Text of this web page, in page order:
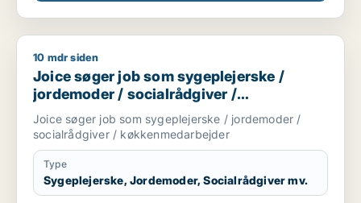
Joice søger job som sygeplejerske / jordemoder /
10 mdr siden
Joice søger job som sygeplejerske /
jordemoder / socialrådgiver /
køkkenmedarbejder
Joice søger job som sygeplejerske / jordemoder /
socialrådgiver / køkkenmedarbejder
Type
Sygeplejerske, Jordemoder, Socialrådgiver mv.